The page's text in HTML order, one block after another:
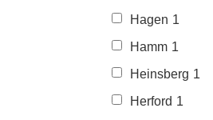
Hagen 1
Hamm 1
Heinsberg 1
Herford 1